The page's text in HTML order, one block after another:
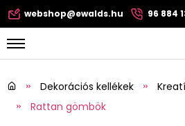
webshop@ewalds.hu 96 884
Dekorációs kellékek
Rattan gömbök